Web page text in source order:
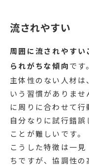
流されやすい
周囲に流されやす
られがちな傾向です。
主体性のない人材
いう習慣がありま
に周りに合わせて行
自分なりに試行錯
ことが難しいです。
こうした特徴は一
ちですが、協調性